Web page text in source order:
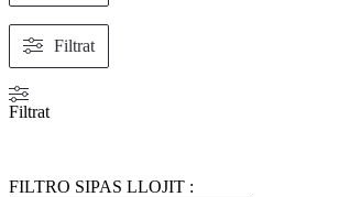
Filtrat
Filtrat
FILTRO SIPAS LLOJIT :